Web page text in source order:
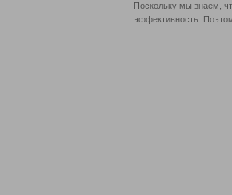
Поскольку мы знаем,
эффективность.